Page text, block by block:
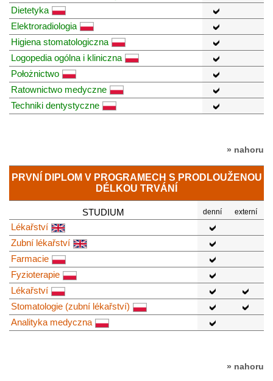
Dietetyka
Elektroradiologia
Higiena stomatologiczna
Logopedia ogólna i kliniczna
Położnictwo
Ratownictwo medyczne
Techniki dentystyczne
» nahoru
PRVNÍ DIPLOM V PROGRAMECH S PRODLOUŽENOU
DÉLKOU TRVÁNÍ
STUDIUM denní externí
Lékařství
Zubní lékařství
Farmacie
Fyzioterapie
Lékařství
Stomatologie (zubní lékařství)
Analityka medyczna
» nahoru